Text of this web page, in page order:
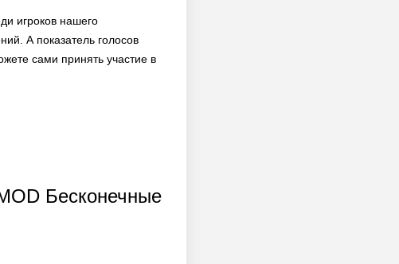
игроков нашего
А показатель голосов
сами принять участие в
Бесконечные